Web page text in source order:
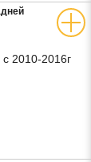
2010-2016г